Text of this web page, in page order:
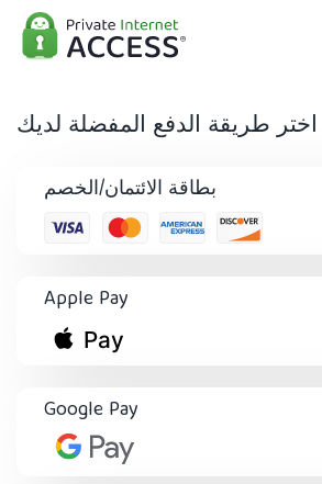
اختر طريقة الدفع المفضلة لديك
بطاقة الائتمان/الخصم
Apple Pay
Google Pay